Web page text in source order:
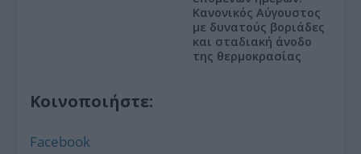
Κανονικός Αύγουστος
με δυνατούς βοριάδες
και σταδιακή άνοδο
της θερμοκρασίας
Κοινοποιήστε:
Facebook